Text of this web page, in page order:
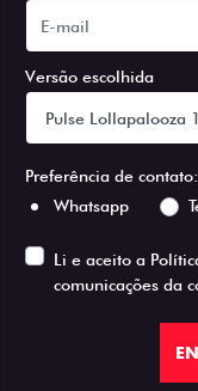
Versão escolhida
Preferência de contato:
Whatsapp
Li e aceito a
comunicações da